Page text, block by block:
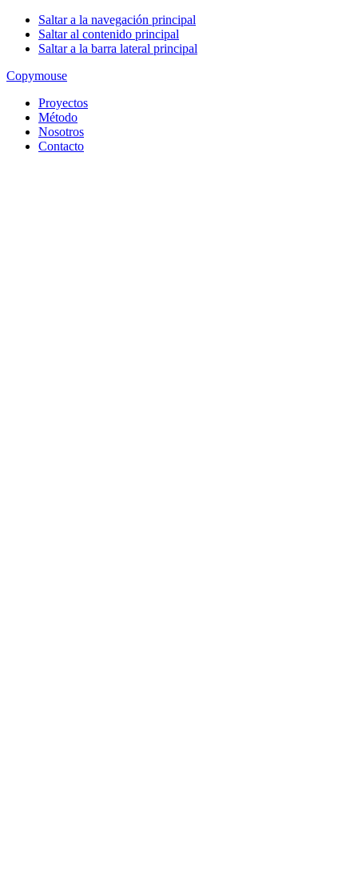
Saltar a la navegación principal
Saltar al contenido principal
Saltar a la barra lateral principal
Copymouse
Proyectos
Método
Nosotros
Contacto